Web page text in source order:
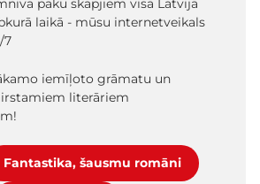
paku skapjiem visā Latvijā
laikā - mūsu internetveikals
7
iemīļoto grāmatu un
literāriem
Fantastika, šausmu romāni